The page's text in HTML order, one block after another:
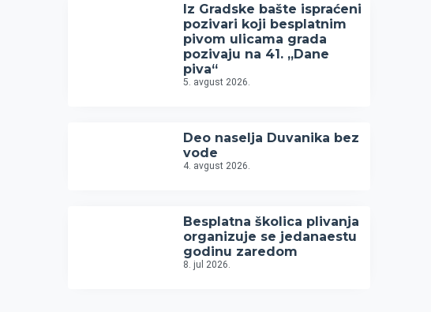
Iz Gradske bašte ispraćeni
pozivari koji besplatnim
pivom ulicama grada
pozivaju na 41. „Dane
piva“
5. avgust 2026.
Deo naselja Duvanika bez
vode
4. avgust 2026.
Besplatna školica plivanja
organizuje se jedanaestu
godinu zaredom
8. jul 2026.